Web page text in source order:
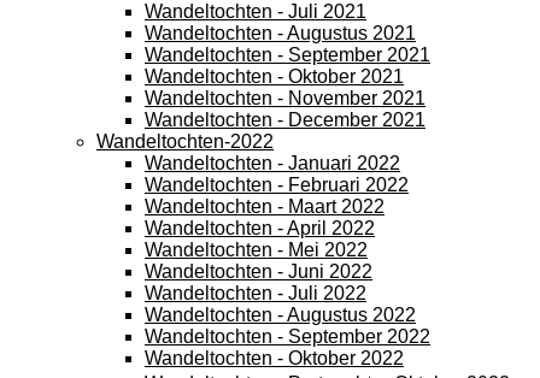
Wandeltochten - Juli 2021
Wandeltochten - Augustus 2021
Wandeltochten - September 2021
Wandeltochten - Oktober 2021
Wandeltochten - November 2021
Wandeltochten - December 2021
Wandeltochten-2022
Wandeltochten - Januari 2022
Wandeltochten - Februari 2022
Wandeltochten - Maart 2022
Wandeltochten - April 2022
Wandeltochten - Mei 2022
Wandeltochten - Juni 2022
Wandeltochten - Juli 2022
Wandeltochten - Augustus 2022
Wandeltochten - September 2022
Wandeltochten - Oktober 2022